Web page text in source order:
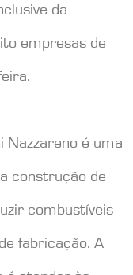
da
empresas de
Nazzareno é uma
construção de
combustíveis
fabricação. A